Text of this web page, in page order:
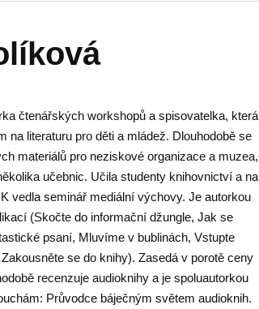
čtenářských workshopů a spisovatelka, která
na literaturu pro děti a mládež. Dlouhodobě se
materiálů pro neziskové organizace a muzea,
učebnic. Učila studenty knihovnictví a na
vedla seminář mediální výchovy. Je autorkou
(Skočte do informační džungle, Jak se
psaní, Mluvíme v bublinách, Vstupte
se do knihy). Zasedá v porotě ceny
recenzuje audioknihy a je spoluautorkou
Průvodce báječným světem audioknih.